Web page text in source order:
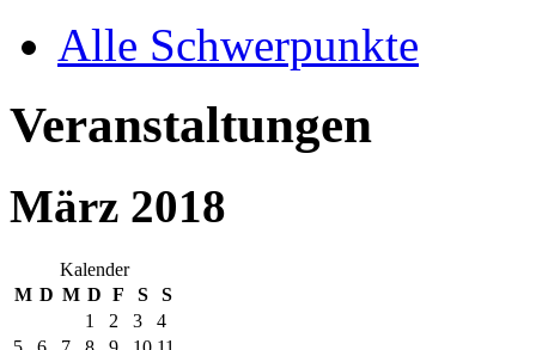
Alle Schwerpunkte
Veranstaltungen
März 2018
Kalender
M D M D F S
S
1
2 3
4